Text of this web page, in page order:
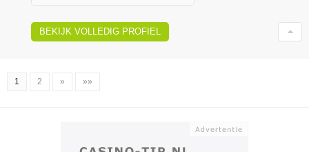
BEKIJK VOLLEDIG PROFIEL
1 2 » »»